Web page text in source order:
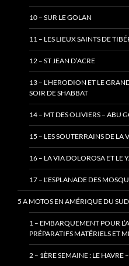
10 – SUR LE GOLAN
11 – LES LIEUX SAINTS DE
12 – ST JEAN D’ACRE
13 – L’HERODION ET LE
SOIR DE SHABBAT
14 – MT DES OLIVIERS – ABU
15 – LES SOUTERRAINS DE LA
16 – LA VIA DOLOROSA ET LE
17 – L’ESPLANADE DES
5 A MOTOS EN AMÉRIQUE DU SUD
1 – EMBARQUEMENT POUR
PRÉPARATIFS MATÉRIELS ET
2 – 1ÈRE SEMAINE : LE HAVRE